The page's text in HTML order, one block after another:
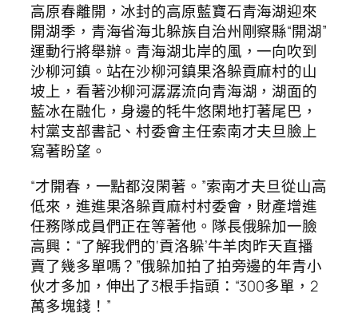
高原春離開，冰封的高原藍寶石青海湖迎來
開湖季，青海省海北躲族自治州剛察縣“開湖”
運動行將舉辦。青海湖北岸的風，一向吹到
沙柳河鎮。站在沙柳河鎮果洛躲貢麻村的山
坡上，看著沙柳河潺潺流向青海湖，湖面的
藍冰在融化，身邊的牦牛悠閑地打著尾巴，
村黨支部書記、村委會主任索南才夫旦臉上
寫著盼望。
“才開春，一點都沒閑著。”索南才夫旦從山高
低來，進進果洛躲貢麻村村委會，財產增進
任務隊成員們正在等著他。隊長俄躲加一臉
高興：“了解我們的‘貢洛躲’牛羊肉昨天直播
賣了幾多單嗎？”俄躲加拍了拍旁邊的年青小
伙才多加，伸出了3根手指頭：“300多單，2
萬多塊錢！”